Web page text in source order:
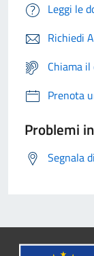
Leggi le
Richiedi
Chiama
Prenota
Problemi
Segnala